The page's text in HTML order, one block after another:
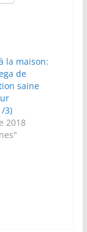
la maison:
de
saine
3)
2018